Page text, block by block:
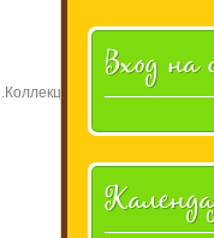
Коллекция изображений
Вход